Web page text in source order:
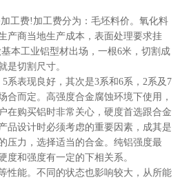
工费!加工费分为：毛坯料价。氧化料
产商当地生产成本，表面处理要求挂
本工业铝型材出场，一根6米，切割成
是切割尺寸。
表现良好，其次是3系和6系，2系及7
合而定。高强度合金腐蚀环境下使用，
在购买铝时非常关心，硬度首选跟合金
品设计时必须考虑的重要因素，成其是
压力，选择适当的合金。纯铝强度最
度和强度有一定的下相关系。
能。不同的状态也影响较大，从所能